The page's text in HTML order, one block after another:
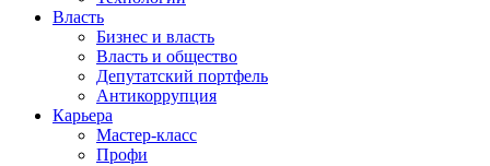
Власть
Бизнес и власть
Власть и общество
Депутатский портфель
Антикоррупция
Карьера
Мастер-класс
Профи